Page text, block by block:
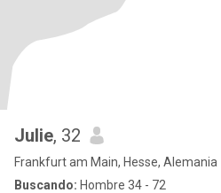
Julie, 32
Frankfurt am Main, Hesse, Alemania
Buscando: Hombre 34 - 72